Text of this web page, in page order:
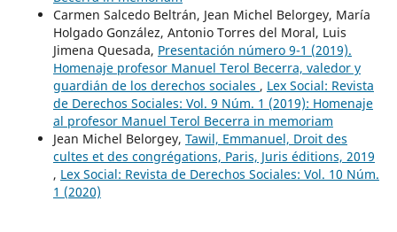
Carmen Salcedo Beltrán, Jean Michel Belorgey, María
Holgado González, Antonio Torres del Moral, Luis
Jimena Quesada, Presentación número 9-1 (2019).
Homenaje profesor Manuel Terol Becerra, valedor y
guardián de los derechos sociales , Lex Social: Revista
de Derechos Sociales: Vol. 9 Núm. 1 (2019): Homenaje
al profesor Manuel Terol Becerra in memoriam
Jean Michel Belorgey, Tawil, Emmanuel, Droit des
cultes et des congrégations, Paris, Juris éditions, 2019
, Lex Social: Revista de Derechos Sociales: Vol. 10 Núm.
1 (2020)